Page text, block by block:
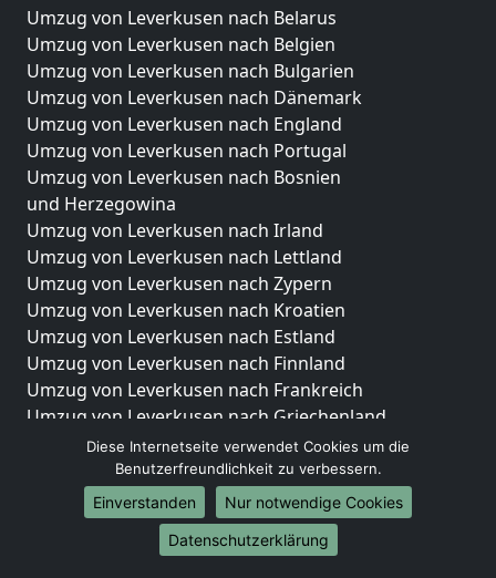
Umzug von Leverkusen nach Belarus
Umzug von Leverkusen nach Belgien
Umzug von Leverkusen nach Bulgarien
Umzug von Leverkusen nach Dänemark
Umzug von Leverkusen nach England
Umzug von Leverkusen nach Portugal
Umzug von Leverkusen nach Bosnien
und Herzegowina
Umzug von Leverkusen nach Irland
Umzug von Leverkusen nach Lettland
Umzug von Leverkusen nach Zypern
Umzug von Leverkusen nach Kroatien
Umzug von Leverkusen nach Estland
Umzug von Leverkusen nach Finnland
Umzug von Leverkusen nach Frankreich
Umzug von Leverkusen nach Griechenland
Umzug von Leverkusen nach Italien
Umzug von Leverkusen nach Liechtenstein
Umzug von Leverkusen nach Luxemburg
Umzug von Leverkusen nach Niederlande
Umzug von Leverkusen nach Norwegen
Diese Internetseite verwendet Cookies um die
Benutzerfreundlichkeit zu verbessern.
Einverstanden
Nur notwendige Cookies
Datenschutzerklärung